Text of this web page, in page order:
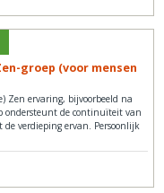
groep (voor mensen
Zen ervaring, bijvoorbeeld na
ondersteunt de continuïteit van
verdieping ervan. Persoonlijk